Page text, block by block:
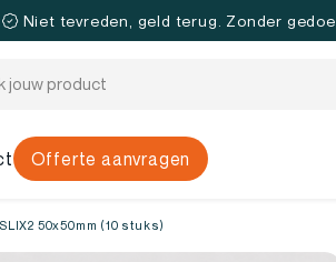
Niet tevreden, geld terug. Zonder gedoe.
Offerte aanvragen
50x50mm (10 stuks)